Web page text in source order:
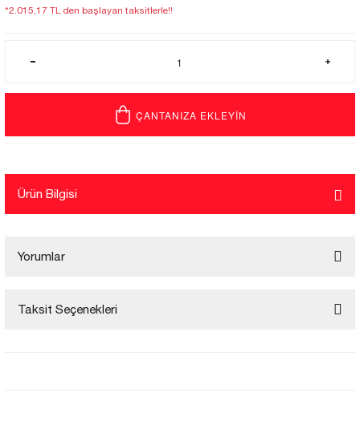
*2.015,17 TL den başlayan taksitlerle!!
ÇANTANIZA EKLEYİN
Ürün Bilgisi
Yorumlar
Taksit Seçenekleri